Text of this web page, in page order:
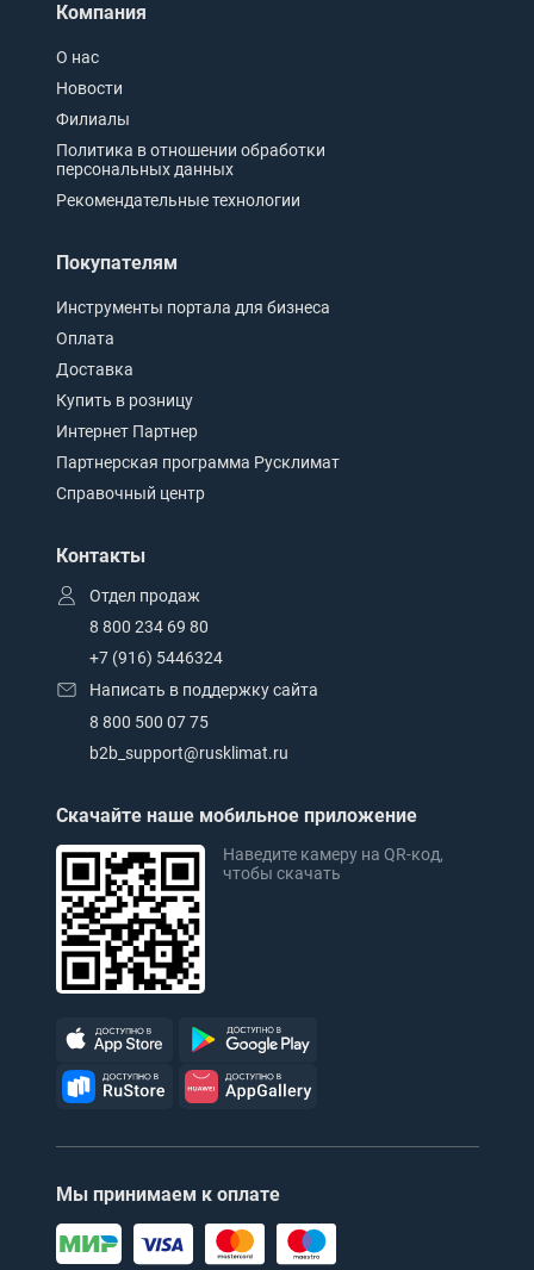
Компания
О нас
Новости
Филиалы
Политика в отношении обработки
персональных данных
Рекомендательные технологии
Покупателям
Инструменты портала для бизнеса
Оплата
Доставка
Купить в розницу
Интернет Партнер
Партнерская программа Русклимат
Справочный центр
Контакты
Отдел продаж
8 800 234 69 80
+7 (916) 5446324
Написать в поддержку сайта
8 800 500 07 75
b2b_support@rusklimat.ru
Скачайте наше мобильное приложение
Наведите камеру на QR-код,
чтобы скачать
Мы принимаем к оплате